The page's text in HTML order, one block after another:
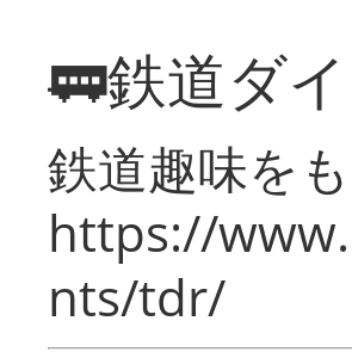
🚃鉄道ダ
鉄道趣味を
https://
nts/tdr/